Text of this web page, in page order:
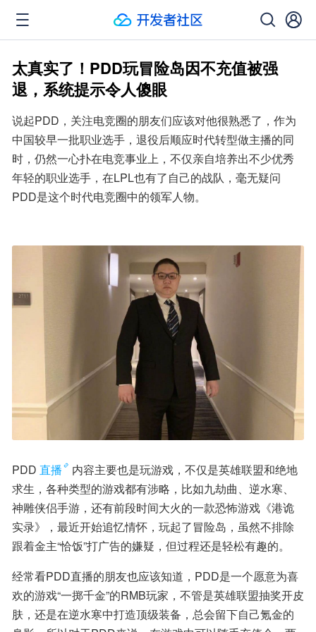
太真实了！PDD玩冒险岛因不充值被强
退，系统提示令人傻眼
说起PDD，关注电竞圈的朋友们应该对他很熟悉了，作为
中国较早一批职业选手，退役后顺应时代转型做主播的同
时，仍然一心扑在电竞事业上，不仅亲自培养出不少优秀
年轻的职业选手，在LPL也有了自己的战队，毫无疑问
PDD是这个时代电竞圈中的领军人物。
PDD 直播
内容主要也是玩游戏，不仅是英雄联盟和绝地
求生，各种类型的游戏都有涉略，比如九劫曲、逆水寒、
神雕侠侣手游，还有前段时间大火的一款恐怖游戏《港诡
实录》，最近开始追忆情怀，玩起了冒险岛，虽然不排除
跟着金主“恰饭”打广告的嫌疑，但过程还是轻松有趣的。
经常看PDD直播的朋友也应该知道，PDD是一个愿意为喜
欢的游戏“一掷千金”的RMB玩家，不管是英雄联盟抽奖开皮
肤，还是在逆水寒中打造顶级装备，总会留下自己氪金的